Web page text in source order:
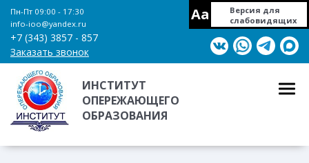
Пн-Пт 09:00 - 17:30
info-ioo@yandex.ru
+7 (343) 3857 - 857
Заказать звонок
Aa
Версия для
слабовидящих
ИНСТИТУТ
ОПЕРЕЖАЮЩЕГО
ОБРАЗОВАНИЯ